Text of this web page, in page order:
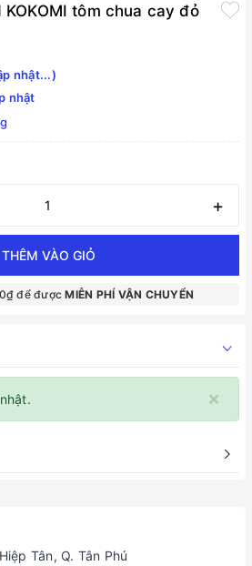
KOKOMI tôm chua cay đỏ
nhật...)
nhật
+
THÊM VÀO GIỎ
để đượcMIỄN PHÍ VẬN CHUYỂN
×
Tân, Q. Tân Phú